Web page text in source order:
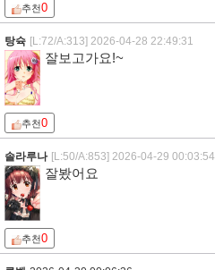
추천0
탕슉 [L:72/A:313] 2026-04-28 22:49:31
잘보고가요!~
추천0
솔라루나 [L:50/A:853] 2026-04-29 00:03:54
잘봤어요
추천0